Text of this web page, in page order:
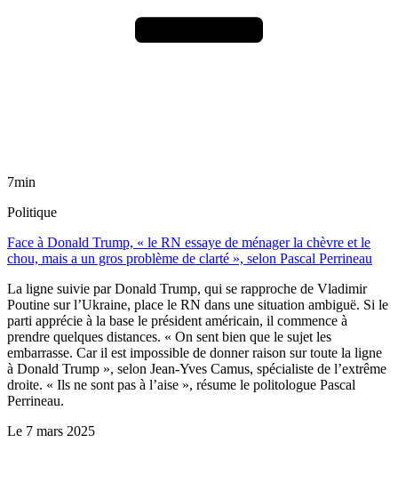
7min
Politique
Face à Donald Trump, « le RN essaye de ménager la chèvre et le
chou, mais a un gros problème de clarté », selon Pascal Perrineau
La ligne suivie par Donald Trump, qui se rapproche de Vladimir
Poutine sur l’Ukraine, place le RN dans une situation ambiguë. Si le
parti apprécie à la base le président américain, il commence à
prendre quelques distances. « On sent bien que le sujet les
embarrasse. Car il est impossible de donner raison sur toute la ligne
à Donald Trump », selon Jean-Yves Camus, spécialiste de l’extrême
droite. « Ils ne sont pas à l’aise », résume le politologue Pascal
Perrineau.
Le 7 mars 2025